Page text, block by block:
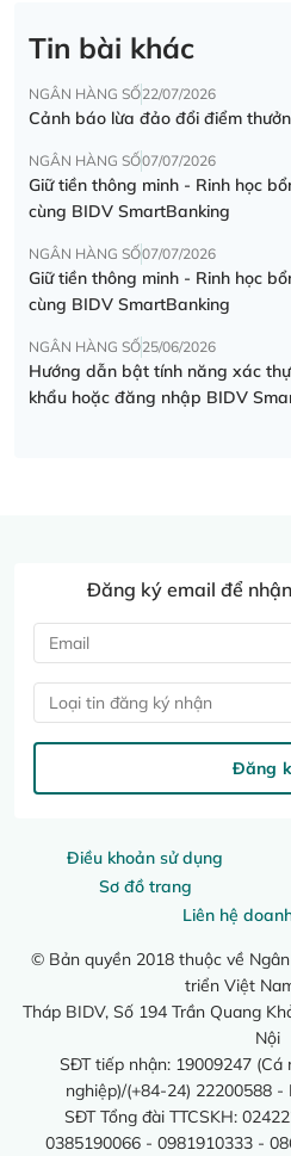
Tin bài khác
NGÂN HÀNG SỐ22/07/2026
Cảnh báo lừa đảo đổi điểm
NGÂN HÀNG SỐ07/07/2026
Giữ tiền thông minh - Rinh học
cùng BIDV SmartBanking
NGÂN HÀNG SỐ07/07/2026
Giữ tiền thông minh - Rinh học
cùng BIDV SmartBanking
NGÂN HÀNG SỐ25/06/2026
Hướng dẫn bật tính năng xác
khẩu hoặc đăng nhập BIDV
Điều khoản sử dụng
Sơ đồ trang
Liên hệ
© Bản quyền 2018 thuộc về
triển Việt
Tháp BIDV, Số 194 Trần Quang
Nội
SĐT tiếp nhận: 19009247 (Cá
nghiệp)/(+84-24) 22200588 -
SĐT Tổng đài TTCSKH:
0385190066 - 0981910333 -
Đăng ký email để
Loại tin đăng ký nhận
Đăng